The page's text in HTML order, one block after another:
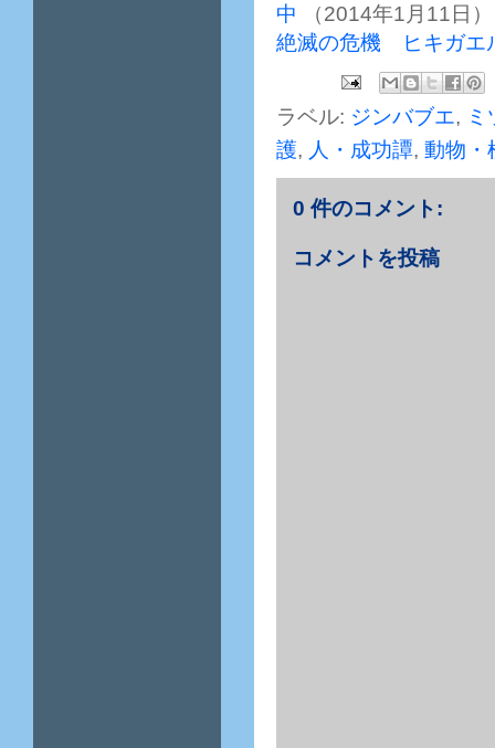
中 （2014年1月11日）
絶滅の危機 ヒキガエ
ラベル: ジンバブエ, ミ
護, 人・成功譚, 動物・
0 件のコメント:
コメントを投稿